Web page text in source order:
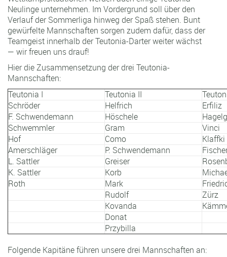
Neulinge unternehmen. Im Vordergrund soll über den
Verlauf der Sommerliga hinweg der Spaß stehen. Bunt
gewürfelte Mannschaften sorgen zudem dafür, dass der
Teamgeist innerhalb der Teutonia-Darter weiter wächst
— wir freuen uns drauf!
Hier die Zusammensetzung der drei Teutonia-
Mannschaften:
Teutonia I
Teutonia II
Schröder
Helfrich
Erfiliz
F. Schwendemann
Höschele
Schwemmler
Gram
Vinci
Hof
Como
Klaffki
Amerschläger
P. Schwendemann
L. Sattler
Greiser
K. Sattler
Korb
Roth
Mark
Rudolf
Zürz
Kovanda
Donat
Przybilla
Folgende Kapitäne führen unsere drei Mannschaften an: